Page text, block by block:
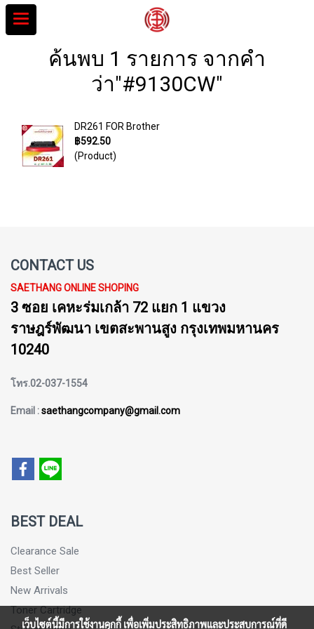
ค้นพบ 1 รายการ จากคำ
ว่า"#9130CW"
DR261 FOR Brother
฿592.50
(Product)
CONTACT US
SAETHANG ONLINE SHOPING
3 ซอย เคหะร่มเกล้า 72 แยก 1 แขวง
ราษฎร์พัฒนา เขตสะพานสูง กรุงเทพมหานคร
10240
โทร.02-037-1554
Email :saethangcompany@gmail.com
BEST DEAL
Clearance Sale
Best Seller
New Arrivals
Toner Cartridge
เว็บไซต์นี้มีการใช้งานคุกกี้ เพื่อเพิ่มประสิทธิภาพและประสบการณ์ที่ดี